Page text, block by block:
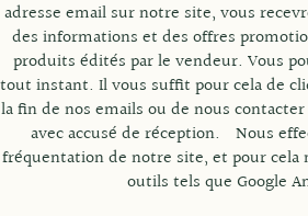
adresse email sur notre site, vous
des informations et des offres
produits édités par le vendeur. Vous
tout instant. Il vous suffit pour cela de
la fin de nos emails ou de nous
avec accusé de réception. Nous
fréquentation de notre site, et pour cela
outils tels que Google